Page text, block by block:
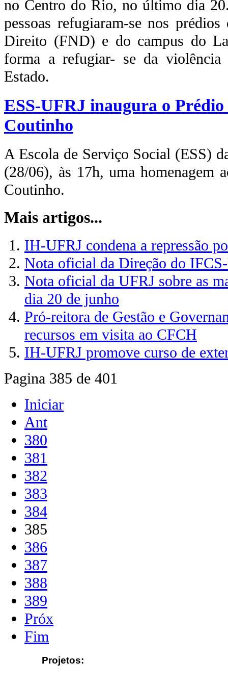
no Centro do Rio, no último dia
pessoas refugiaram-se nos
Direito (FND) e do campus do
forma a refugiar- se da violência
Estado.
ESS-UFRJ inaugura o
Coutinho
A Escola de Serviço Social (ESS)
(28/06), às 17h, uma homenagem
Coutinho.
Mais artigos...
IH-UFRJ condena a repressão
Nota oficial da Direção do
Nota oficial da UFRJ sobre as
dia 20 de junho
Pró-reitora de Gestão e
recursos em visita ao CFCH
IH-UFRJ promove curso de
Pagina 385 de 401
Iniciar
Ant
380
381
382
383
384
385
386
387
388
389
Próx
Fim
Projetos: